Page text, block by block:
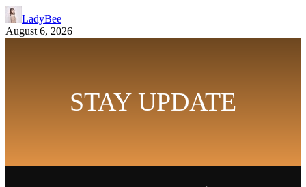
LadyBee
August 6, 2026
STAY UPDATE